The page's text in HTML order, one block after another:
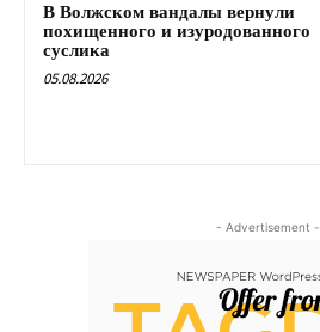
В Волжском вандалы вернули
похищенного и изуродованного
суслика
05.08.2026
- Advertisement -